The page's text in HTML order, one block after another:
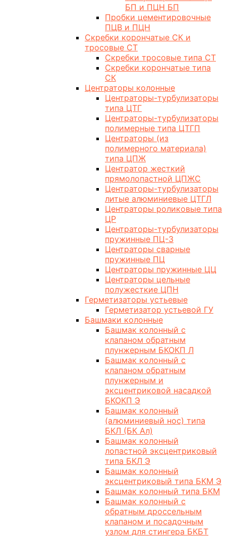
БП и ПЦН БП
Пробки цементировочные
ПЦВ и ПЦН
Скребки корончатые СК и
тросовые СТ
Скребки тросовые типа СТ
Скребки корончатые типа
СК
Центраторы колонные
Центраторы-турбулизаторы
типа ЦТГ
Центраторы-турбулизаторы
полимерные типа ЦТГП
Центраторы (из
полимерного материала)
типа ЦПЖ
Центратор жесткий
прямолопастной ЦПЖС
Центраторы-турбулизаторы
литые алюминиевые ЦТГЛ
Центраторы роликовые типа
ЦР
Центраторы-турбулизаторы
пружинные ПЦ-3
Центраторы сварные
пружинные ПЦ
Центраторы пружинные ЦЦ
Центраторы цельные
полужесткие ЦПН
Герметизаторы устьевые
Герметизатор устьевой ГУ
Башмаки колонные
Башмак колонный с
клапаном обратным
плунжерным БКОКП Л
Башмак колонный с
клапаном обратным
плунжерным и
эксцентриковой насадкой
БКОКП Э
Башмак колонный
(алюминиевый нос) типа
БКЛ (БК Ал)
Башмак колонный
лопастной эксцентриковый
типа БКЛ Э
Башмак колонный
эксцентриковый типа БКМ Э
Башмак колонный типа БКМ
Башмак колонный с
обратным дроссельным
клапаном и посадочным
узлом для стингера БКБТ